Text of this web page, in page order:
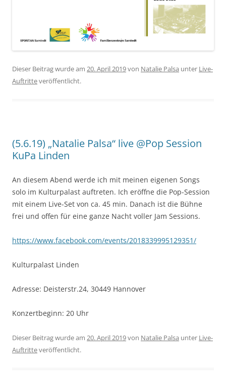
Dieser Beitrag wurde am 20. April 2019von Natalie Palsa unter Live-
Auftritteveröffentlicht.
(5.6.19) „Natalie Palsa“ live @Pop Session
KuPa Linden
An diesem Abend werde ich mit meinen eigenen Songs
solo im Kulturpalast auftreten. Ich eröffne die Pop-Session
mit einem Live-Set von ca. 45 min. Danach ist die Bühne
frei und offen für eine ganze Nacht voller Jam Sessions.
https://www.facebook.com/events/2018339995129351/
Kulturpalast Linden
Adresse: Deisterstr.24, 30449 Hannover
Konzertbeginn: 20 Uhr
Dieser Beitrag wurde am 20. April 2019von Natalie Palsa unter Live-
Auftritteveröffentlicht.